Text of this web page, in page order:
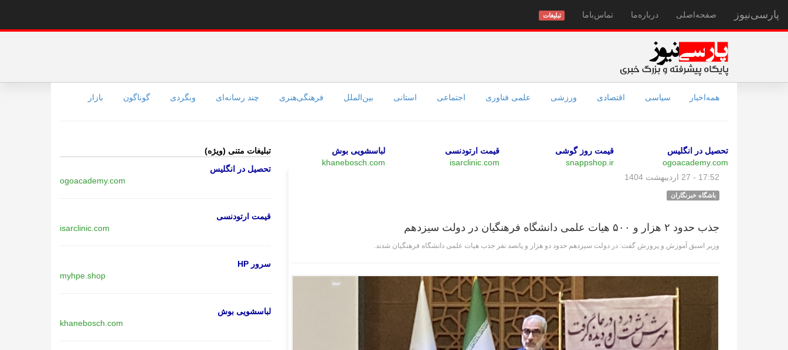
پارسی‌نیوز صفحه‌اصلی درباره‌ما تماس‌با‌ما تبلیغات
همه‌اخبار سیاسی اقتصادی ورزشی علمی فناوری اجتماعی استانی بین‌الملل فرهنگی‌هنری چند رسانه‌ای وبگردی گوناگون بازار
تحصیل در انگلیس
ogoacademy.com
قیمت روز گوشی
snappshop.ir
قیمت ارتودنسی
isarclinic.com
لباسشویی بوش
khanebosch.com
17:52 - 27 اردیبهشت 1404
باشگاه خبرنگاران
جذب حدود ۲ هزار و ۵۰۰ هیات علمی دانشگاه فرهنگیان در دولت سیزدهم
وزیر اسبق آموزش و پرورش گفت: در دولت سیزدهم حدود دو هزار و پانصد نفر جذب هیات علمی دانشگاه فرهنگیان شدند.
تبلیغات متنی (ویژه)
تحصیل در انگلیس
ogoacademy.com
قیمت ارتودنسی
isarclinic.com
سرور HP
myhpe.shop
لباسشویی بوش
khanebosch.com